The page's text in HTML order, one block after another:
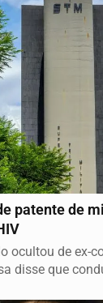
patente de
ocultou de ex-
disse que